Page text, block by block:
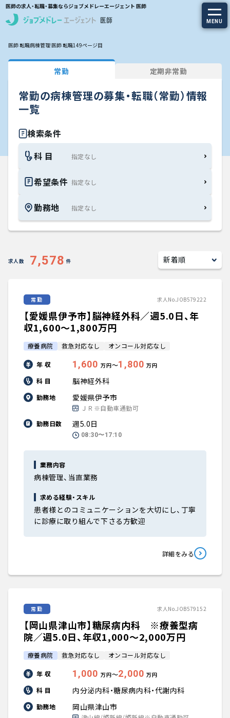
医師の求人・転職・募集ならジョブメドレーエージェント 医師
MENU
求人を探す
常勤の求人
定期非常勤の求人
特集から探す
エージェントサービス
エージェントサービスTOP
サービスの流れ
医師の求人・転職Q&A
知りたい・聞きたい
転職成功事例
医師の転職マニュアル
データで見る医師の平均年収
医師に役立つ取材記事
医師 転職病棟管理 医師 転職149ページ目
常勤 定期非常勤
常勤の病棟管理の募集・転職（常勤）情報
一覧
検索条件
科 目
希望条件
勤務地
求人数 7,578 件
常勤 求人No.JOB579222
【愛媛県伊予市】脳神経外科／週5.0日、年
収1,600〜1,800万円
療養病院 救急対応なし オンコール対応なし
年 収 1,600 万円〜1,800 万円
科 目 脳神経外科
勤務地 愛媛県伊予市
ＪＲ※自動車通勤可
勤務日数
週5.0日
08:30〜17:10
業務内容
病棟管理、当直業務
求める経験・スキル
患者様とのコミュニケーションを大切にし、丁寧
に診療に取り組んで下さる方歓迎
詳細をみる
常勤 求人No.JOB579152
【岡山県津山市】糖尿病内科 ※療養型病
院／週5.0日、年収1,000〜2,000万円
療養病院 救急対応なし オンコール対応なし
年 収 1,000 万円〜2,000 万円
科 目 内分泌内科・糖尿病内科・代謝内科
勤務地 岡山県津山市